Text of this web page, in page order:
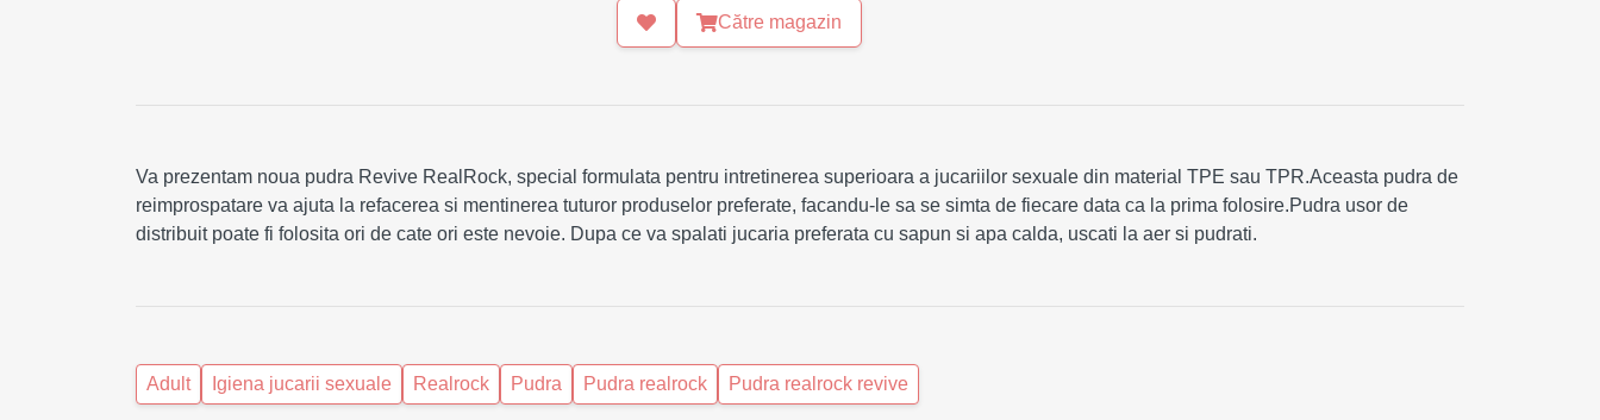
Către magazin
Va prezentam noua pudra Revive RealRock, special formulata pentru intretinerea superioara a jucariilor sexuale din material TPE sau TPR.Aceasta pudra de
reimprospatare va ajuta la refacerea si mentinerea tuturor produselor preferate, facandu-le sa se simta de fiecare data ca la prima folosire.Pudra usor de
distribuit poate fi folosita ori de cate ori este nevoie. Dupa ce va spalati jucaria preferata cu sapun si apa calda, uscati la aer si pudrati.
Adult Igiena jucarii sexuale Realrock Pudra Pudra realrock Pudra realrock revive